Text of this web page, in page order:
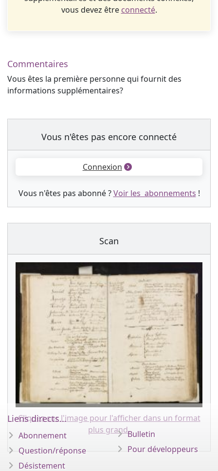
vous devez être connecté.
Commentaires
Vous êtes la première personne qui fournit des
informations supplémentaires?
Vous n'êtes pas encore connecté
Connexion
Vous n'êtes pas abonné ?Voir les abonnements !
Scan
Cliquez sur l'image pour l'afficher dans un format
plus grand.
Liens directs...
Abonnement
Question/réponse
Désistement
Bulletin
Pour développeurs